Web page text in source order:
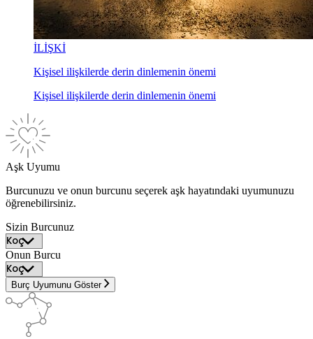
İLİŞKİ
Kişisel ilişkilerde derin dinlemenin önemi
Kişisel ilişkilerde derin dinlemenin önemi
Aşk Uyumu
Burcunuzu ve onun burcunu seçerek aşk hayatındaki uyumunuzu
öğrenebilirsiniz.
Sizin Burcunuz
Onun Burcu
Burç Uyumunu Göster